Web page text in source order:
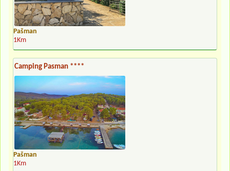
Pašman
1Km
Camping Pasman ****
Pašman
1Km